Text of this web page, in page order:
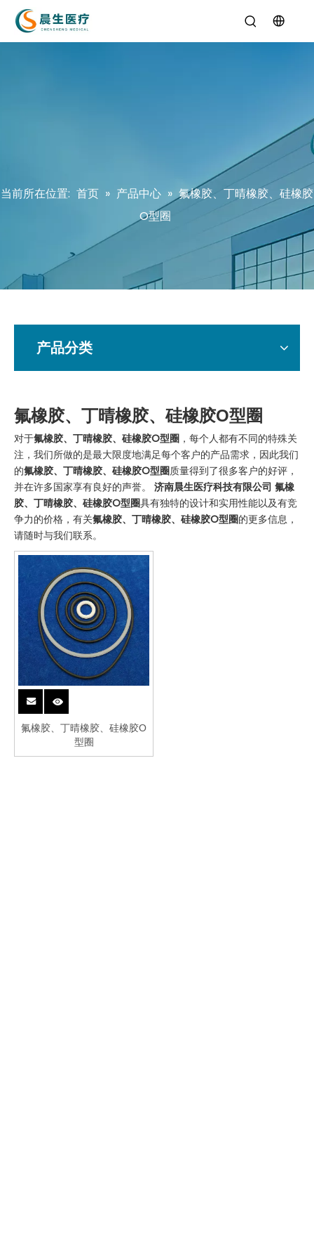
当前所在位置: 首页 » 产品中心 » 氟橡胶、丁晴橡胶、硅橡胶
O型圈
产品分类
氟橡胶、丁晴橡胶、硅橡胶O型圈
对于氟橡胶、丁晴橡胶、硅橡胶O型圈 ，每个人都有不同的特殊关
注，我们所做的是最大限度地满足每个客户的产品需求，因此我们
的氟橡胶、丁晴橡胶、硅橡胶O型圈质量得到了很多客户的好评，
并在许多国家享有良好的声誉。 济南晨生医疗科技有限公司 氟橡
胶、丁晴橡胶、硅橡胶O型圈具有独特的设计和实用性能以及有竞
争力的价格，有关氟橡胶、丁晴橡胶、硅橡胶O型圈的更多信息，
请随时与我们联系。
氟橡胶、丁晴橡胶、硅橡胶O
型圈